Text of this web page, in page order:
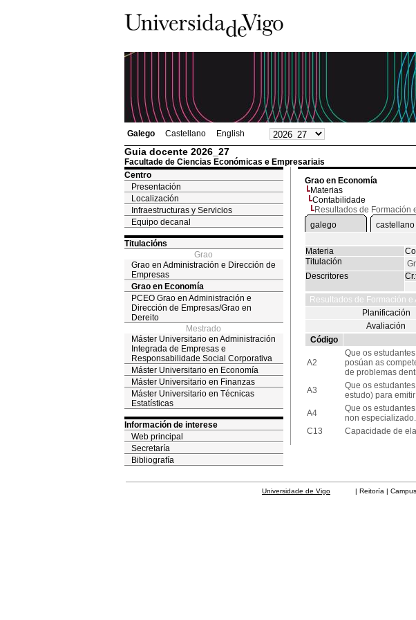
Galego Castellano English
Guia docente 2026_27
Facultade de Ciencias Económicas e Empresariais
Centro
Presentación
Localización
Infraestructuras y Servicios
Equipo decanal
Titulacións
Grao
Grao en Administración e Dirección de
Empresas
Grao en Economía
PCEO Grao en Administración e
Dirección de Empresas/Grao en
Dereito
Mestrado
Máster Universitario en Administración
Integrada de Empresas e
Responsabilidade Social Corporativa
Máster Universitario en Economía
Máster Universitario en Finanzas
Máster Universitario en Técnicas
Estatísticas
Información de interese
Web principal
Secretaría
Bibliografía
Grao en Economía
Materias
Contabilidade
Resultados de Formación
galego
castellano
Materia
Titulación
Descritores
Resultados de Formación e
Planificación
Avaliación
Código
A2
Que os
posúan as
de problemas
A3
Que os
estudo) para
A4
Que os
non especializado.
C13
Capacidade de
Universidade de Vigo | Reitoría | Campus